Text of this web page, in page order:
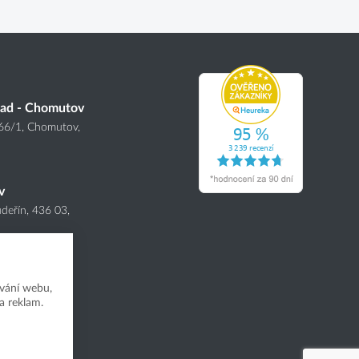
- Chomutov
/1, Chomutov,
436 03,
webu,
reklam.